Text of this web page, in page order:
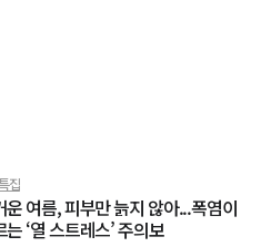
집
운 여름, 피부만 늙지 않아...폭염이
는 ‘열 스트레스’ 주의보